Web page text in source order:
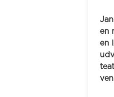
Jane ønskede som
en ny by. Hun fandt en
en løbemakker, og det,
udviklede sig hurtigt til
teateroplevelser. I dag
venskab, der rækker langt